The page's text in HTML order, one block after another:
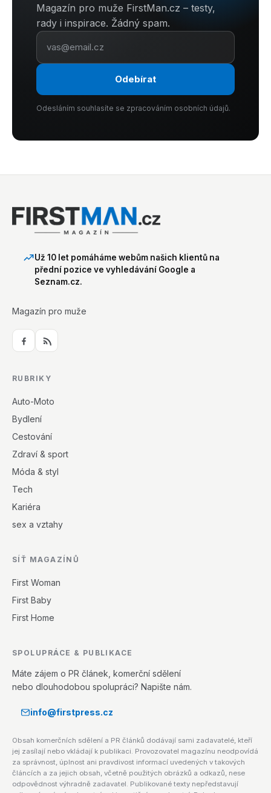
Magazín pro muže FirstMan.cz – testy,
rady i inspirace. Žádný spam.
Odebírat
Odesláním souhlasíte se zpracováním osobních údajů.
Už 10 let pomáháme webům našich klientů na
přední pozice ve vyhledávání Google a
Seznam.cz.
Magazín pro muže
RUBRIKY
Auto-Moto
Bydlení
Cestování
Zdraví & sport
Móda & styl
Tech
Kariéra
sex a vztahy
SÍŤ MAGAZÍNŮ
First Woman
First Baby
First Home
SPOLUPRÁCE & PUBLIKACE
Máte zájem o PR článek, komerční sdělení
nebo dlouhodobou spolupráci? Napište nám.
info@firstpress.cz
Obsah komerčních sdělení a PR článků dodávají sami zadavatelé, kteří
jej zasílají nebo vkládají k publikaci. Provozovatel magazínu neodpovídá
za správnost, úplnost ani pravdivost informací uvedených v takových
článcích a za jejich obsah, včetně použitých obrázků a odkazů, nese
odpovědnost výhradně zadavatel. Publikované texty nepředstavují